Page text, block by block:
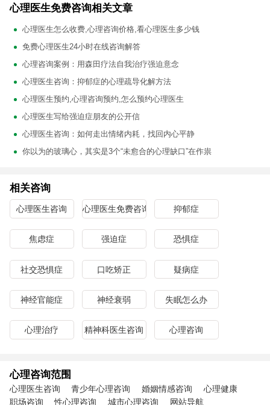
心理医生免费咨询相关文章
心理医生怎么收费,心理咨询价格,看心理医生多少钱
免费心理医生24小时在线咨询解答
心理咨询案例：用森田疗法自我治疗强迫意念
心理医生咨询：抑郁症的心理疏导化解方法
心理医生预约,心理咨询预约,怎么预约心理医生
心理医生写给强迫症朋友的公开信
心理医生咨询：如何走出情绪内耗，找回内心平静
你以为的玻璃心，其实是3个“未愈合的心理缺口”在作祟
相关咨询
心理医生咨询 心理医生免费咨询 抑郁症
焦虑症 强迫症 恐惧症
社交恐惧症 口吃矫正 疑病症
神经官能症 神经衰弱 失眠怎么办
心理治疗 精神科医生咨询 心理咨询
心理咨询范围
心理医生咨询 青少年心理咨询 婚姻情感咨询
心理健康
职场咨询
性心理咨询 城市心理咨询 网站导航